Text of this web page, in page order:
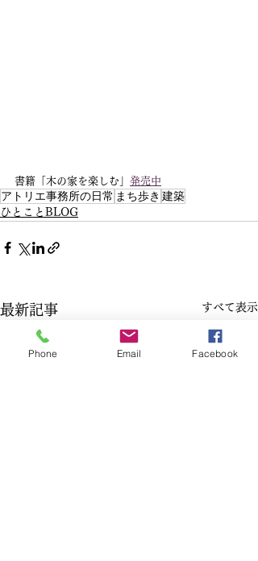
書籍「木の家を楽しむ」 発売中
アトリエ事務所の日常 まち歩き 建築
ひとことBLOG
最新記事 すべて表示
Phone Email Facebook